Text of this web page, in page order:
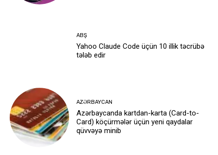
ABŞ
Yahoo Claude Code üçün 10 illik təcrübə
tələb edir
AZƏRBAYCAN
Azərbaycanda kartdan-karta (Card-to-
Card) köçürmələr üçün yeni qaydalar
qüvvəyə minib